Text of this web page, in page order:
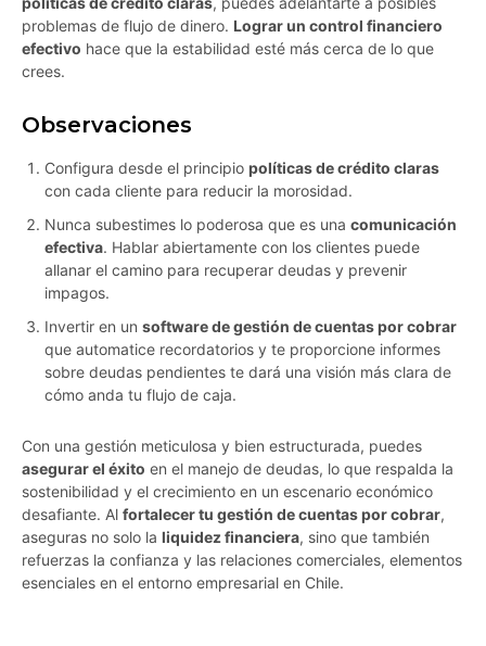
problemas de flujo de dinero. Lograr un control financiero
efectivo hace que la estabilidad esté más cerca de lo que
crees.
Observaciones
Configura desde el principio políticas de crédito claras
con cada cliente para reducir la morosidad.
Nunca subestimes lo poderosa que es una comunicación
efectiva. Hablar abiertamente con los clientes puede
allanar el camino para recuperar deudas y prevenir
impagos.
Invertir en un software de gestión de cuentas por cobrar
que automatice recordatorios y te proporcione informes
sobre deudas pendientes te dará una visión más clara de
cómo anda tu flujo de caja.
Con una gestión meticulosa y bien estructurada, puedes
asegurar el éxito en el manejo de deudas, lo que respalda la
sostenibilidad y el crecimiento en un escenario económico
desafiante. Al fortalecer tu gestión de cuentas por cobrar,
aseguras no solo la liquidez financiera, sino que también
refuerzas la confianza y las relaciones comerciales, elementos
esenciales en el entorno empresarial en Chile.